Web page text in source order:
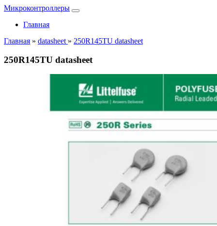
Микроконтроллеры
Главная
Главная » datasheet » 250R145TU datasheet
250R145TU datasheet